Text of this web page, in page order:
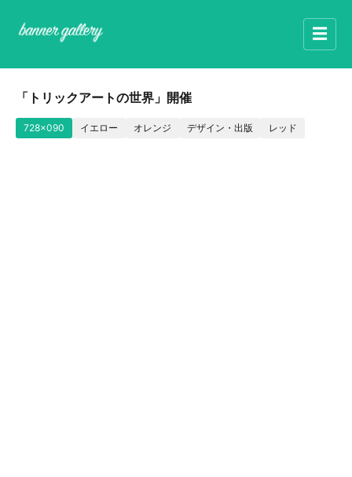
☰
「トリックアートの世界」開催
728x090 イエロー オレンジ デザイン・出版 レッド